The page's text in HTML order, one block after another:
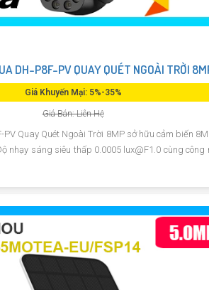
DH-P8F-PV QUAY QUÉT NGOÀI TRỜI
Giá Khuyến Mại: 5%-35%
Giá Bán: Liên Hệ
Quay Quét Ngoài Trời 8MP sở hữu cảm biến
nhạy sáng siêu thấp 0.0005 lux@F1.0 cùng công